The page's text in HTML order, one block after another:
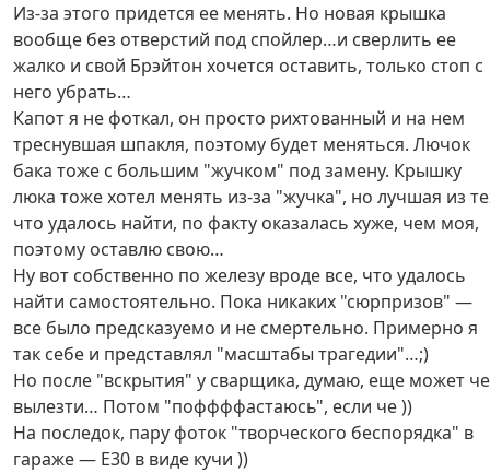
Из-за этого придется ее менять. Но новая крышка
вообще без отверстий под спойлер…и сверлить ее
жалко и свой Брэйтон хочется оставить, только стоп с
него убрать…
Капот я не фоткал, он просто рихтованный и на нем
треснувшая шпакля, поэтому будет меняться. Лючок
бака тоже с большим "жучком" под замену. Крышку
люка тоже хотел менять из-за "жучка", но лучшая из
что удалось найти, по факту оказалась хуже, чем моя,
поэтому оставлю свою…
Ну вот собственно по железу вроде все, что удалось
найти самостоятельно. Пока никаких "сюрпризов" —
все было предсказуемо и не смертельно. Примерно я
так себе и представлял "масштабы трагедии"…;)
Но после "вскрытия" у сварщика, думаю, еще может
вылезти… Потом "поффффастаюсь", если че ))
На последок, пару фоток "творческого беспорядка" в
гараже — Е30 в виде кучи ))